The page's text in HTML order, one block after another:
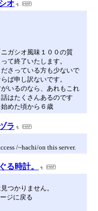
オ
ガシオ風味１００の質
て終了いたします。
さっている方も少ないで
ば申し訳ないです。
いるのなら、あれもこれ
はたくさんあるのです
めた頃から６歳
ラ
/~hachi/on this server.
る時計。
つかりません。
ジに戻る